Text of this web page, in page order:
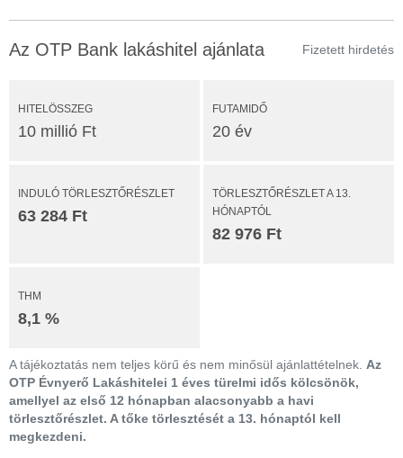
Az OTP Bank lakáshitel ajánlata Fizetett hirdetés
HITELÖSSZEG
10 millió Ft
FUTAMIDŐ
20 év
INDULÓ TÖRLESZTŐRÉSZLET
63 284 Ft
TÖRLESZTŐRÉSZLET A 13.
HÓNAPTÓL
82 976 Ft
THM
8,1 %
A tájékoztatás nem teljes körű és nem minősül ajánlattételnek. Az
OTP Évnyerő Lakáshitelei 1 éves türelmi idős kölcsönök,
amellyel az első 12 hónapban alacsonyabb a havi
törlesztőrészlet. A tőke törlesztését a 13. hónaptól kell
megkezdeni.